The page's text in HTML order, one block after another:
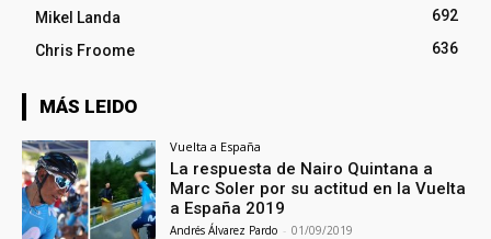
Mikel Landa
692
Chris Froome
636
MÁS LEIDO
Vuelta a España
La respuesta de Nairo Quintana a
Marc Soler por su actitud en la Vuelta
a España 2019
Andrés Álvarez Pardo - 01/09/2019